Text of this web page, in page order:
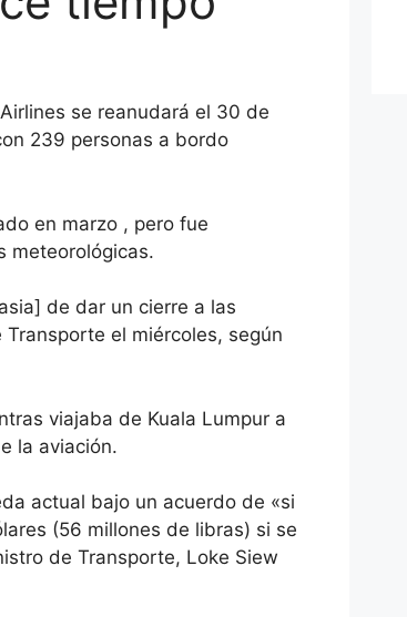
se reanudará el 30 de
239 personas a bordo
en marzo , pero fue
meteorológicas.
de dar un cierre a las
el miércoles, según
viajaba de Kuala Lumpur a
la aviación.
actual bajo un acuerdo de «si
(56 millones de libras) si se
de Transporte, Loke Siew